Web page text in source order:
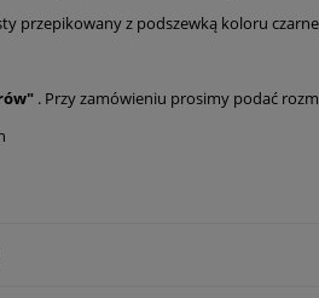
przepikowany z podszewką koloru
. Przy zamówieniu prosimy podać